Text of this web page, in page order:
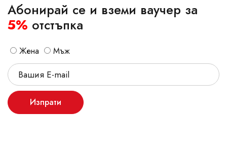
Абонирай се и вземи ваучер за
5% отстъпка
Жена Мъж
Изпрати